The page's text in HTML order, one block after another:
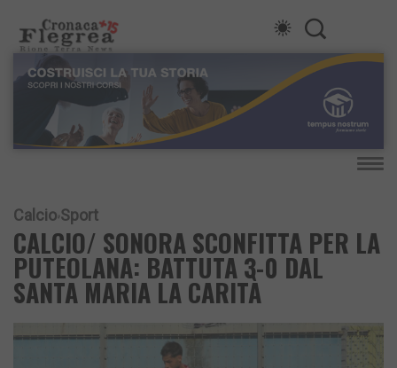
Calcio Sport
CALCIO/ SONORA SCONFITTA PER LA
PUTEOLANA: BATTUTA 3-0 DAL
SANTA MARIA LA CARITÀ